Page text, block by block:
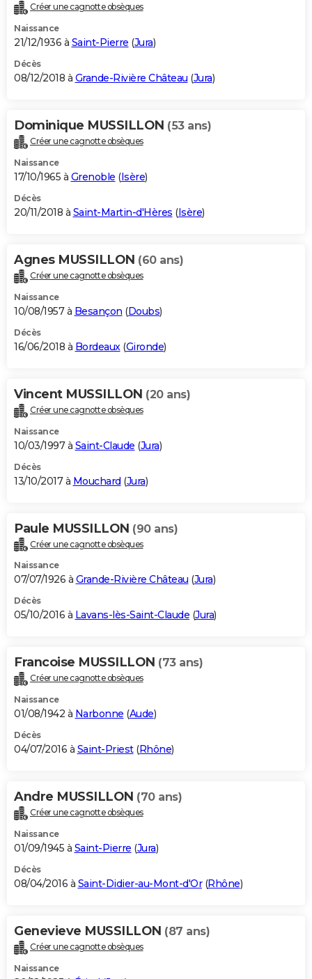
Créer une cagnotte obsèques
Naissance
21/12/1936 à Saint-Pierre (Jura)
Décès
08/12/2018 à Grande-Rivière Château (Jura)
Dominique MUSSILLON (53 ans)
Créer une cagnotte obsèques
Naissance
17/10/1965 à Grenoble (Isère)
Décès
20/11/2018 à Saint-Martin-d'Hères (Isère)
Agnes MUSSILLON (60 ans)
Créer une cagnotte obsèques
Naissance
10/08/1957 à Besançon (Doubs)
Décès
16/06/2018 à Bordeaux(Gironde)
Vincent MUSSILLON (20 ans)
Créer une cagnotte obsèques
Naissance
10/03/1997 à Saint-Claude (Jura)
Décès
13/10/2017 à Mouchard (Jura)
Paule MUSSILLON (90 ans)
Créer une cagnotte obsèques
Naissance
07/07/1926 à Grande-Rivière Château (Jura)
Décès
05/10/2016 à Lavans-lès-Saint-Claude (Jura)
Francoise MUSSILLON (73 ans)
Créer une cagnotte obsèques
Naissance
01/08/1942 à Narbonne (Aude)
Décès
04/07/2016 à Saint-Priest(Rhône)
Andre MUSSILLON (70 ans)
Créer une cagnotte obsèques
Naissance
01/09/1945 à Saint-Pierre (Jura)
Décès
08/04/2016 à Saint-Didier-au-Mont-d'Or(Rhône)
Genevieve MUSSILLON (87 ans)
Créer une cagnotte obsèques
Naissance